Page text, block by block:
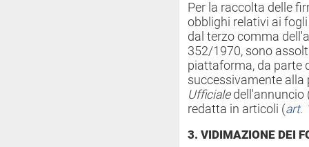
Per la raccolta delle
obblighi relativi ai
dal terzo comma
352/1970, sono
piattaforma, da parte
successivamente
Ufficialedell'annuncio
redatta in articoli (art.
3. VIDIMAZIONE DEI